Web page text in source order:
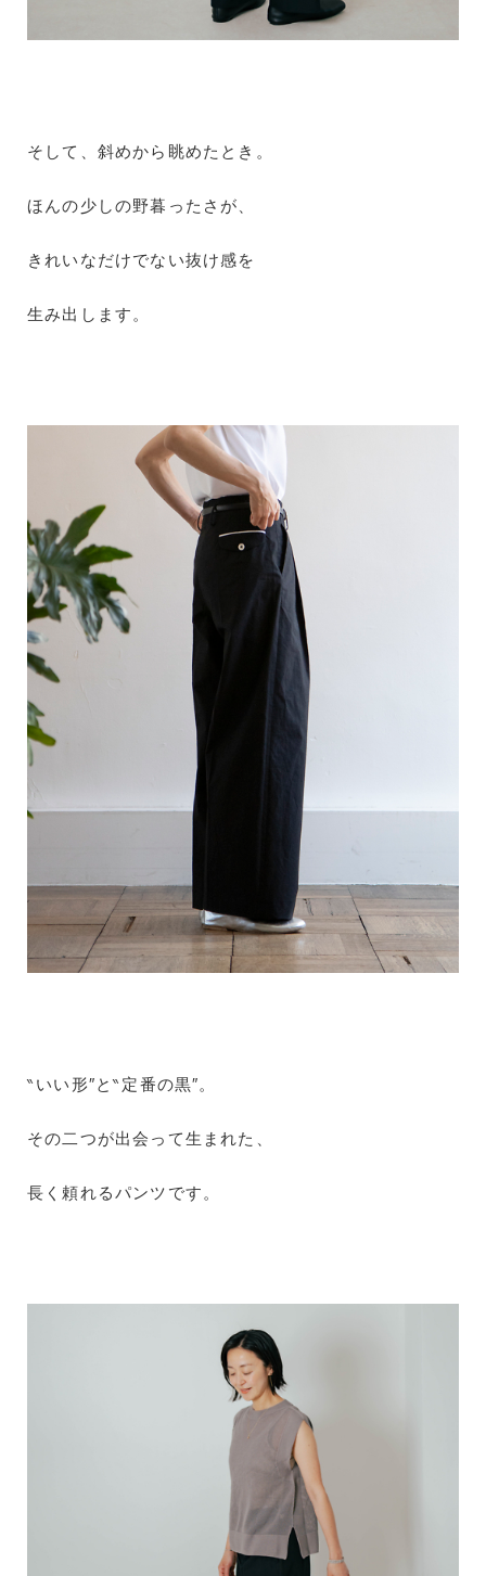
そして、斜めから眺めたとき。
ほんの少しの野暮ったさが、
きれいなだけでない抜け感を
生み出します。
‶いい形″と‶定番の黒″。
その二つが出会って生まれた、
長く頼れるパンツです。